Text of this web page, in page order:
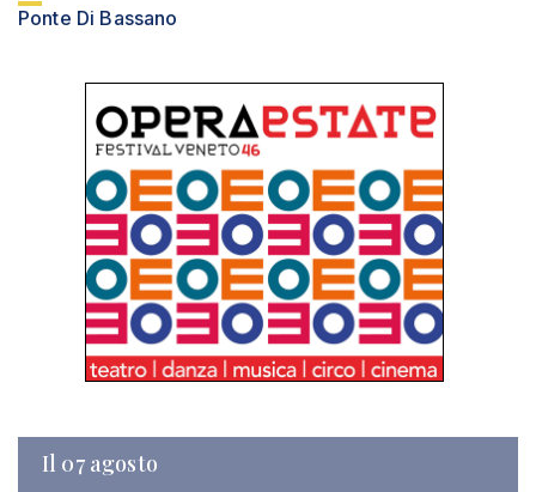
Ponte Di Bassano
Il 07 agosto